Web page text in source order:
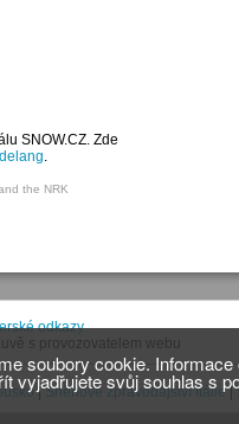
soubory cookie.
vyjadřujete svůj souhlas s
SNOW.CZ. Zde
.
the NRK
odkazy
s provozovatelem webu
|Sněhové zpravodajství Itálie|